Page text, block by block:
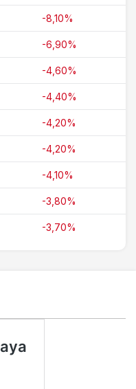
-8,10%
-6,90%
-4,60%
-4,40%
-4,20%
-4,20%
-4,10%
-3,80%
-3,70%